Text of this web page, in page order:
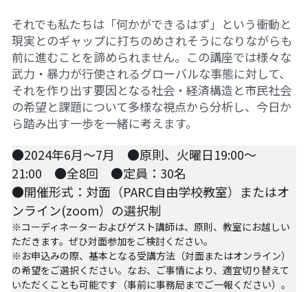
それでも私たちは「何かができるはず」という衝動と
現実とのギャップに打ちのめされそうになりながらも
前に進むことを諦められません。この講座では様々な
武力・暴力が行使されるグローバルな事態に対して、
それを作り出す要因となる社会・経済構造と市民社会
の希望と課題について多様な視点から分析し、今日か
ら踏み出す一歩を一緒に考えます。
●2024年6月～7月　●原則、火曜日19:00～
21:00　●全8回　●定員：30名
●開催形式：対面（PARC自由学校教室）またはオ
ンライン(zoom）の選択制
※コーディネーターおよびゲスト講師は、原則、教室にお越しい
ただきます。ぜひ対面参加をご検討ください。
※お申込みの際、基本となる受講方法（対面またはオンライン）
の希望をご選択ください。なお、ご事情により、適宜切り替えて
いただくことも可能です（事前に事務局までご一報ください）。
TP翻訳チーム専用越境受講申し込み
【越境】01テック・ジャスティス―AI時代の差
別・人権・民主主義
【越境】02「自由と平等」の国の帝国主義
家・国際社会の枠組みの限界と希望
【越境】05「共に生きる」ための社会調査――
川崎の地域実践から学ぶ
【越境】06農と食の民主主義を実現する
【越境】07アイヌ語を学びつつ、日本語の問題
としてとらえかえす